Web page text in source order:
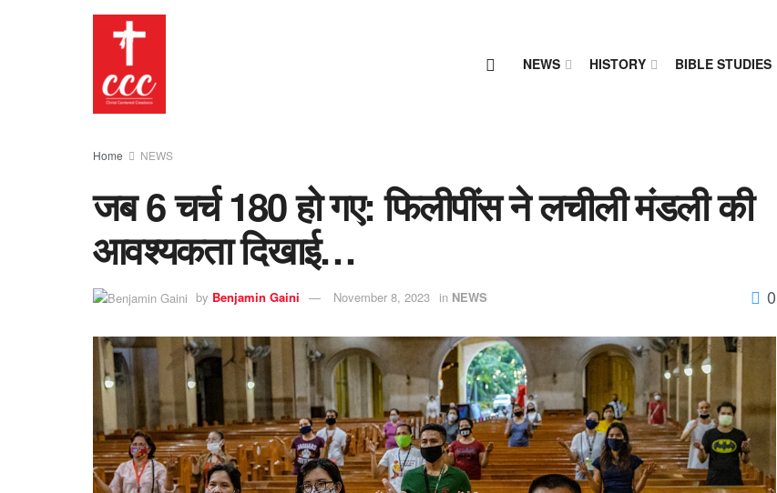
NEWS HISTORY BIBLE STUDIES
Home NEWS
जब 6 चर्च 180 हो गए: फिलीपींस ने लचीली मंडली की
आवश्यकता दिखाई…
by Benjamin Gaini November 8, 2023 in NEWS 0